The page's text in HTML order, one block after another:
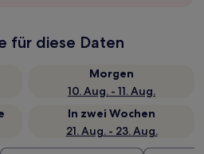
für diese Daten
Morgen
10. Aug. - 11. Aug.
In zwei Wochen
21. Aug. - 23. Aug.